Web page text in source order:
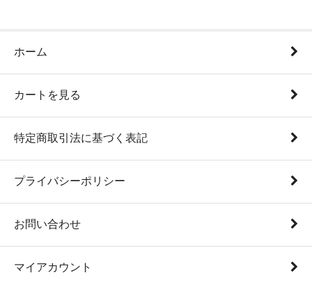
ホーム
カートを見る
特定商取引法に基づく表記
プライバシーポリシー
お問い合わせ
マイアカウント